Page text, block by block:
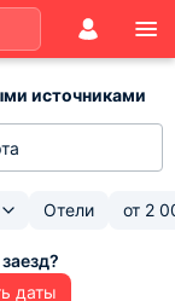
источниками
Отели от 2
даты